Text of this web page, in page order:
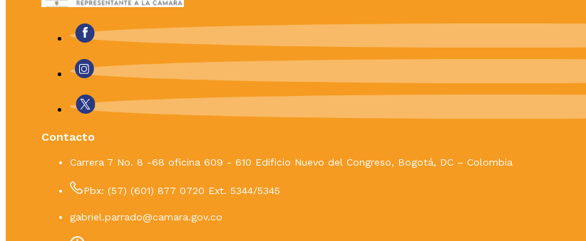
Contacto
Carrera 7 No. 8 -68 oficina 609 - 610 Edificio Nuevo del Congreso, Bogotá, DC – Colombia
Pbx: (57) (601) 877 0720 Ext. 5344/5345
gabriel.parrado@camara.gov.co